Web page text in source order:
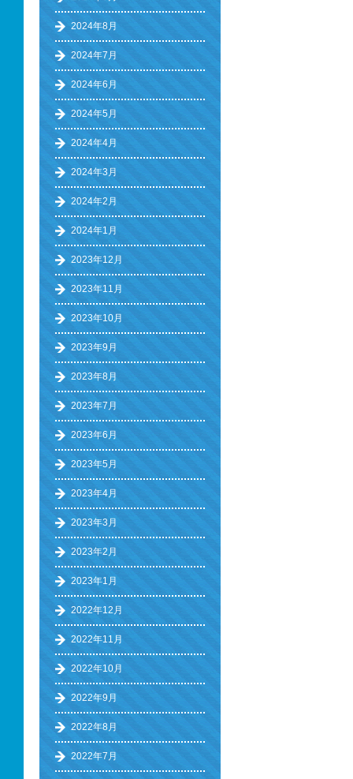
2024年8月
2024年7月
2024年6月
2024年5月
2024年4月
2024年3月
2024年2月
2024年1月
2023年12月
2023年11月
2023年10月
2023年9月
2023年8月
2023年7月
2023年6月
2023年5月
2023年4月
2023年3月
2023年2月
2023年1月
2022年12月
2022年11月
2022年10月
2022年9月
2022年8月
2022年7月